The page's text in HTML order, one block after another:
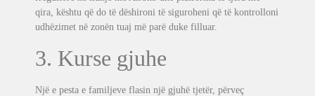
qira, kështu që do të dëshironi të siguroheni që të kontrolloni
udhëzimet në zonën tuaj më parë duke filluar.
3. Kurse gjuhe
Një e pesta e familjeve flasin një gjuhë tjetër, përveç